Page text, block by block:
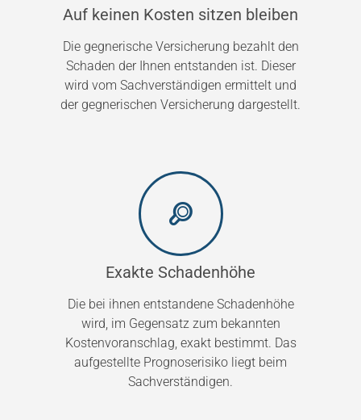
Auf keinen Kosten sitzen bleiben
Die gegnerische Versicherung bezahlt den
Schaden der Ihnen entstanden ist. Dieser
wird vom Sachverständigen ermittelt und
der gegnerischen Versicherung dargestellt.
Exakte Schadenhöhe
Die bei ihnen entstandene Schadenhöhe
wird, im Gegensatz zum bekannten
Kostenvoranschlag, exakt bestimmt. Das
aufgestellte Prognoserisiko liegt beim
Sachverständigen.